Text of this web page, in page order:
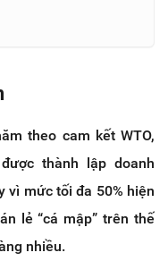
theo cam kết WTO,
thành lập doanh
vì mức tối đa 50% hiện
lẻ “cá mập” trên thế
nhiều.